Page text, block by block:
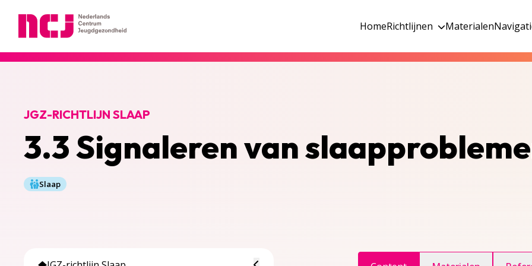
HomeRichtlijnen Materialen
3.3 Signaleren van
JGZ-RICHTLIJN SLAAP
Slaap